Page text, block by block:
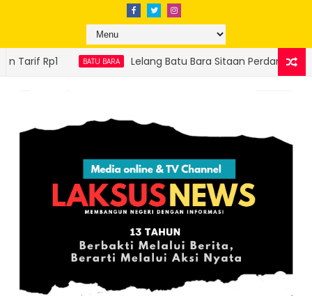
Batu Bara Sitaan Perdana Sukses, Ditjen Gakkum ESDM